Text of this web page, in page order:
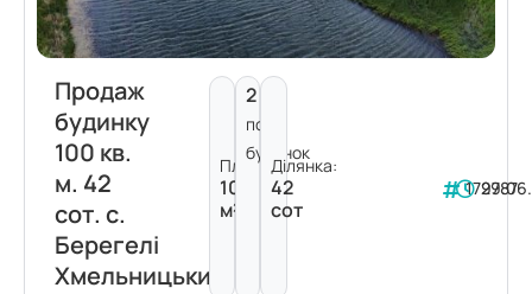
Продаж
будинку
100 кв.
м. 42
сот. с.
Берегелі
Хмельницький
Площа:
100
м²
2
пов.
будинок
Ділянка:
42
сот
179787